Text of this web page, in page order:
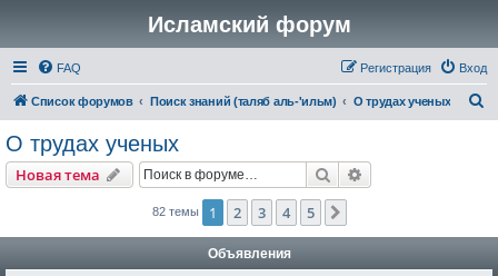
Исламский форум
FAQ Вход
Регистрация
Список форумов Поиск знаний (таляб аль-'ильм) О трудах ученых
О трудах ученых
Новая тема Поиск
82 темы 1 2 3 4 5
Объявления